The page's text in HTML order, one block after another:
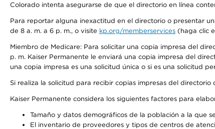
Colorado intenta asegurarse de que el directorio en línea
Para reportar alguna inexactitud en el directorio o presentar
de 8 a. m. a 6 p. m., o visite kp.org/memberservices (haga clic
Miembro de Medicare: Para solicitar una copia impresa del
p. m. Kaiser Permanente le enviará una copia impresa del
una copia impresa es una solicitud única o si es una solicitud
Si realiza la solicitud para recibir copias impresas del
Kaiser Permanente considera los siguientes factores para
Tamaño y datos demográficos de la población a la que
El inventario de proveedores y tipos de centros de